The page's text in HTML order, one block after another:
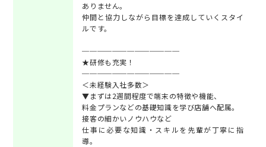
ありません。
仲間と協力しながら目標を達成していくスタイ
ルです。
─────────────
★研修も充実！
─────────────
＜未経験入社多数＞
▼まずは2週間程度で端末の特徴や機能、
料金プランなどの基礎知識を学び店舗へ配属。
接客の細かいノウハウなど
仕事に必要な知識・スキルを先輩が丁寧に指
導。